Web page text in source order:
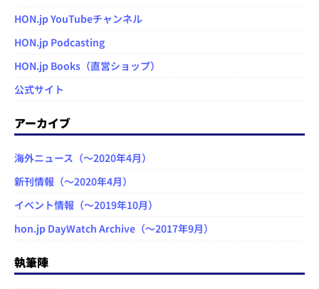
HON.jp YouTubeチャンネル
HON.jp Podcasting
HON.jp Books（直営ショップ）
公式サイト
アーカイブ
海外ニュース（～2020年4月）
新刊情報（～2020年4月）
イベント情報（～2019年10月）
hon.jp DayWatch Archive（～2017年9月）
執筆陣